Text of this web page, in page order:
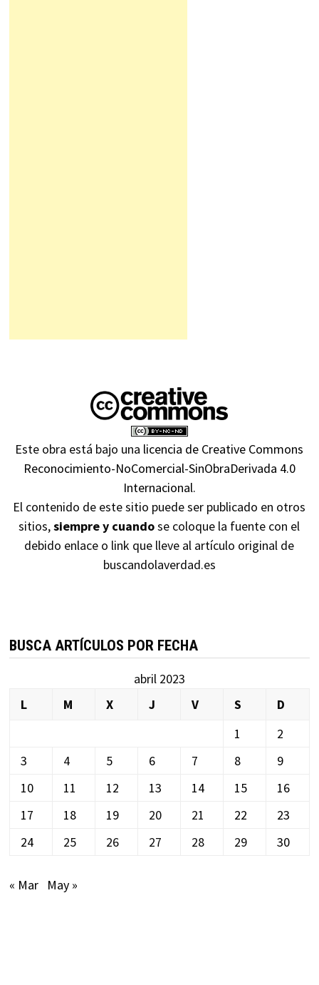
Este obra está bajo una licencia de Creative Commons
Reconocimiento-NoComercial-SinObraDerivada 4.0
Internacional.
El contenido de este sitio puede ser publicado en otros
sitios,siempre y cuandose coloque la fuente con el
debido enlace o link que lleve al artículo original de
buscandolaverdad.es
BUSCA ARTÍCULOS POR FECHA
abril 2023
L
M X J V S
D
1
2
3
4 5 6 7 8
9
10
11 12 13 14 15
16
17
18 19 20 21 22
23
24
25 26 27 28 29 30
« Mar May »